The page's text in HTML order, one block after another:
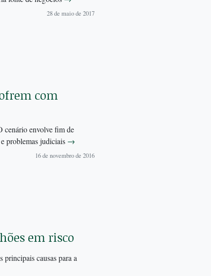
28 de maio de 2017
com
cenário envolve fim de
problemas judiciais →
16 de novembro de 2016
em risco
principais causas para a